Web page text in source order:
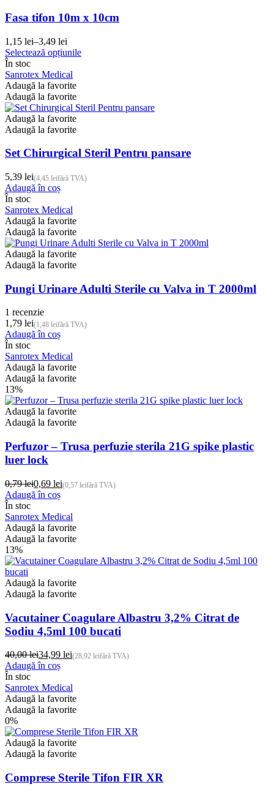
alese
în
Fasa tifon 10m x 10cm
1,15 lei–3,49 lei
Interval
de
prețuri:
1,15 lei
până
la
3,49 lei
Selectează opțiunileAcest
variații.
alese
pagina
produsului.
În stoc
Sanrotex Medical
Adaugă la favorite
Adaugă la favorite
Adaugă la favorite
Adaugă la favorite
Set Chirurgical Steril Pentru pansare
5,39 lei(4,45 leifără TVA)
Adaugă în coș
În stoc
Sanrotex Medical
Adaugă la favorite
Adaugă la favorite
Adaugă la favorite
Adaugă la favorite
Pungi Urinare Adulti Sterile cu Valva in T 2000ml
1 recenzie
1,79 lei(1,48 leifără TVA)
Adaugă în coș
În stoc
Sanrotex Medical
Adaugă la favorite
Adaugă la favorite
13%
Adaugă la favorite
Adaugă la favorite
Perfuzor – Trusa perfuzie sterila 21G spike plastic
luer lock
0,79lei
Prețul
inițial
a
fost:
0,79 lei.
0,69 lei
Prețul
curent
este:
0,69 lei.
(0,57 leifără TVA)
Adaugă în coș
În stoc
Sanrotex Medical
Adaugă la favorite
Adaugă la favorite
13%
Adaugă la favorite
Adaugă la favorite
Vacutainer Coagulare Albastru 3,2% Citrat de
Sodiu 4,5ml 100 bucati
40,00lei
Prețul
inițial
a
fost:
40,00 lei.
34,99 lei
Prețul
curent
este:
34,99 lei.
(28,92 leifără TVA)
Adaugă în coș
În stoc
Sanrotex Medical
Adaugă la favorite
Adaugă la favorite
0%
Adaugă la favorite
Adaugă la favorite
Comprese Sterile Tifon FIR XR